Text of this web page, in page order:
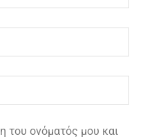
του ονόματός μου και